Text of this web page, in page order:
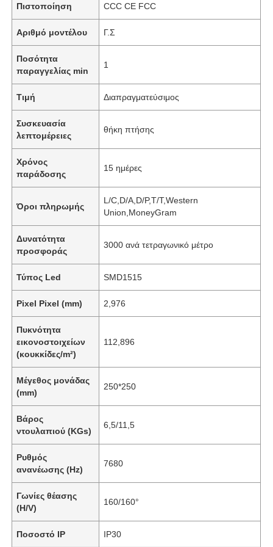
Πιστοποίηση CCC CE FCC
Αριθμό μοντέλου Γ.Σ
Ποσότητα
παραγγελίας min
1
Τιμή Διαπραγματεύσιμος
Συσκευασία
λεπτομέρειες
θήκη πτήσης
Χρόνος
παράδοσης
15 ημέρες
Όροι πληρωμής
L/C,D/A,D/P,T/T,Western
Union,MoneyGram
Δυνατότητα
προσφοράς
3000 ανά τετραγωνικό μέτρο
Τύπος Led SMD1515
Pixel Pixel (mm) 2,976
Πυκνότητα
εικονοστοιχείων
(κουκκίδες/m²)
112,896
Μέγεθος μονάδας
(mm)
250*250
Βάρος
ντουλαπιού (KGs)
6,5/11,5
Ρυθμός
ανανέωσης (Hz)
7680
Γωνίες θέασης
(H/V)
160/160°
Ποσοστό IP IP30